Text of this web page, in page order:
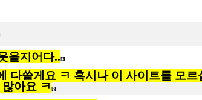
을지어다.. [3]
다쓸게요 ㅋ 혹시나 이 사이트를 모
아요 ㅋ [3]